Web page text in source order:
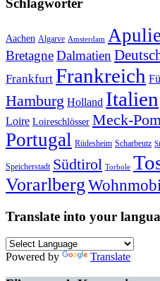
Schlagwörter
Aachen Algarve Amsterdam
BretagneDalmatien
Frankfurt Frankreich
Hamburg Holland Italien
Loire Loireschlösser Meck-
Portugal Rüdesheim Scharbeutz
Speicherstadt Südtirol Torbole
Vorarlberg
Translate into your
Powered by Translate